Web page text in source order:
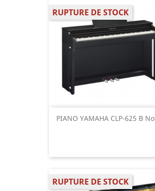
PIANO YAMAHA CLP-625 B
RUPTURE DE STOCK
RUPTURE DE STOCK